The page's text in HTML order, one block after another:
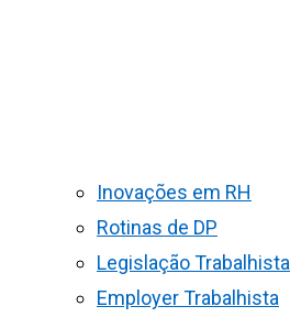
Inovações em RH
Rotinas de DP
Legislação Trabalhista
Employer Trabalhista